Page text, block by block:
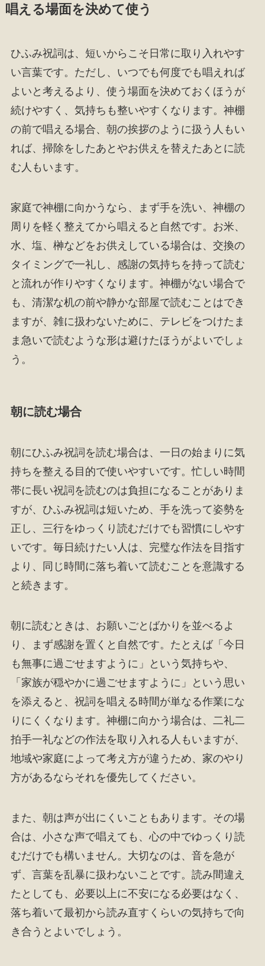
唱える場面を決めて使う
ひふみ祝詞は、短いからこそ日常に取り入れやす
い言葉です。ただし、いつでも何度でも唱えれば
よいと考えるより、使う場面を決めておくほうが
続けやすく、気持ちも整いやすくなります。神棚
の前で唱える場合、朝の挨拶のように扱う人もい
れば、掃除をしたあとやお供えを替えたあとに読
む人もいます。
家庭で神棚に向かうなら、まず手を洗い、神棚の
周りを軽く整えてから唱えると自然です。お米、
水、塩、榊などをお供えしている場合は、交換の
タイミングで一礼し、感謝の気持ちを持って読む
と流れが作りやすくなります。神棚がない場合で
も、清潔な机の前や静かな部屋で読むことはでき
ますが、雑に扱わないために、テレビをつけたま
ま急いで読むような形は避けたほうがよいでしょ
う。
朝に読む場合
朝にひふみ祝詞を読む場合は、一日の始まりに気
持ちを整える目的で使いやすいです。忙しい時間
帯に長い祝詞を読むのは負担になることがありま
すが、ひふみ祝詞は短いため、手を洗って姿勢を
正し、三行をゆっくり読むだけでも習慣にしやす
いです。毎日続けたい人は、完璧な作法を目指す
より、同じ時間に落ち着いて読むことを意識する
と続きます。
朝に読むときは、お願いごとばかりを並べるよ
り、まず感謝を置くと自然です。たとえば「今日
も無事に過ごせますように」という気持ちや、
「家族が穏やかに過ごせますように」という思い
を添えると、祝詞を唱える時間が単なる作業にな
りにくくなります。神棚に向かう場合は、二礼二
拍手一礼などの作法を取り入れる人もいますが、
地域や家庭によって考え方が違うため、家のやり
方があるならそれを優先してください。
また、朝は声が出にくいこともあります。その場
合は、小さな声で唱えても、心の中でゆっくり読
むだけでも構いません。大切なのは、音を急が
ず、言葉を乱暴に扱わないことです。読み間違え
たとしても、必要以上に不安になる必要はなく、
落ち着いて最初から読み直すくらいの気持ちで向
き合うとよいでしょう。